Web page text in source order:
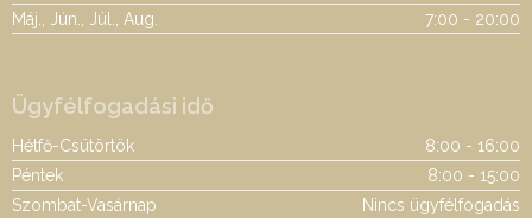
Máj., Jún., Júl., Aug.
7:00 - 20:00
Ügyfélfogadási idő
Hétfő-Csütörtök
8:00 - 16:00
Péntek
8:00 - 15:00
Szombat-Vasárnap
Nincs ügyfélfogadás